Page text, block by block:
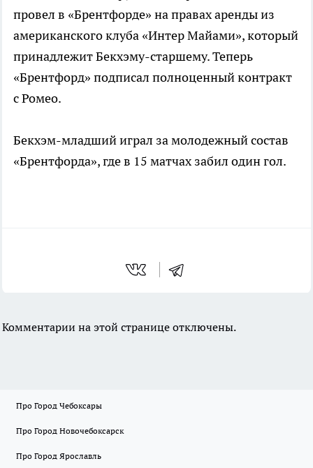
провел в «Брентфорде» на правах аренды из
американского клуба «Интер Майами», который
принадлежит Бекхэму-старшему. Теперь
«Брентфорд» подписал полноценный контракт
с Ромео.
Бекхэм-младший играл за молодежный состав
«Брентфорда», где в 15 матчах забил один гол.
Комментарии на этой странице отключены.
Про Город Чебоксары
Про Город Новочебоксарск
Про Город Ярославль